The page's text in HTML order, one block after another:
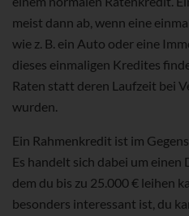
meist dann ab, wenn eine
wie z. B. ein Auto oder eine
dieses einmaligen Kredites
Raten statt deren Laufzeit bei
wurden.
Ein Rahmenkredit ist im
Es handelt sich dabei um
dem du bis zu 25.000 € leihen
besonders interessant ist, du